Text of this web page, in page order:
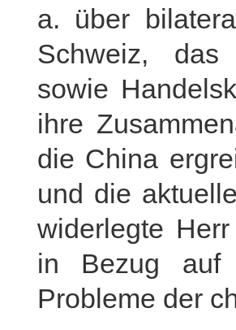
a. über
Schweiz, das
sowie
ihre
die China
und die
widerlegte
in Bezug auf
Probleme der